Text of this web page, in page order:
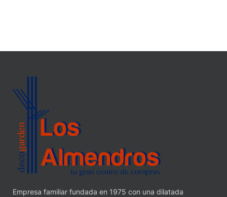
Empresa familiar fundada en 1975 con una dilatada